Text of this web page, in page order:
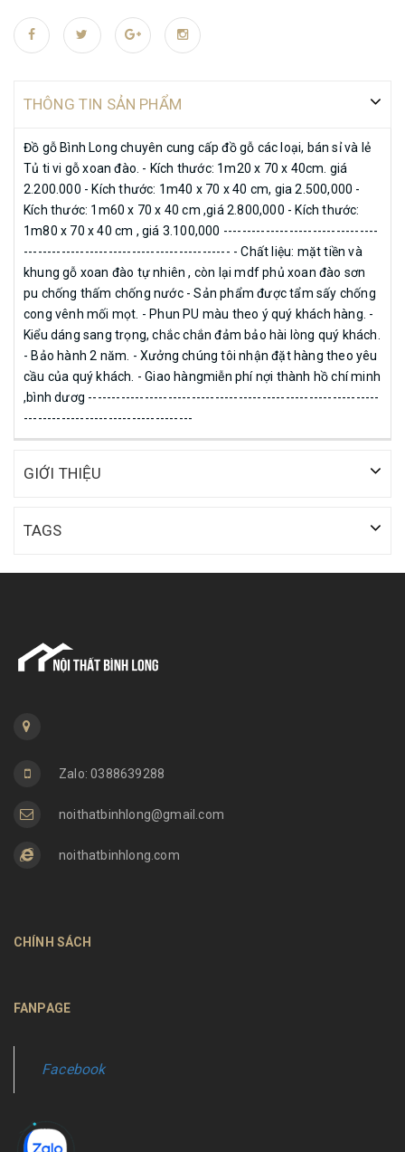
THÔNG TIN SẢN PHẨM
Đồ gỗ Bình Long chuyên cung cấp đồ gỗ các loại, bán sỉ và lẻ
Tủ ti vi gỗ xoan đào. - Kích thước: 1m20 x 70 x 40cm. giá
2.200.000 - Kích thước: 1m40 x 70 x 40 cm, gia 2.500,000 -
Kích thước: 1m60 x 70 x 40 cm ,giá 2.800,000 - Kích thước:
1m80 x 70 x 40 cm , giá 3.100,000 ---------------------------------
-------------------------------------------- - Chất liệu: mặt tiền và
khung gỗ xoan đào tự nhiên , còn lại mdf phủ xoan đào sơn
pu chống thấm chống nước - Sản phẩm được tẩm sấy chống
cong vênh mối mọt. - Phun PU màu theo ý quý khách hàng. -
Kiểu dáng sang trọng, chắc chắn đảm bảo hài lòng quý khách.
- Bảo hành 2 năm. - Xưởng chúng tôi nhận đặt hàng theo yêu
cầu của quý khách. - Giao hàngmiễn phí nợi thành hồ chí minh
,bình dươg --------------------------------------------------------------
------------------------------------
GIỚI THIỆU
TAGS
Zalo: 0388639288
noithatbinhlong@gmail.com
noithatbinhlong.com
CHÍNH SÁCH
FANPAGE
Facebook